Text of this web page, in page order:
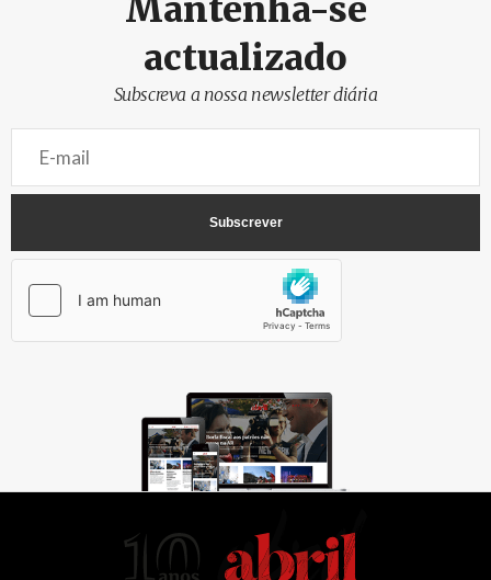
Mantenha-se
actualizado
Subscreva a nossa newsletter diária